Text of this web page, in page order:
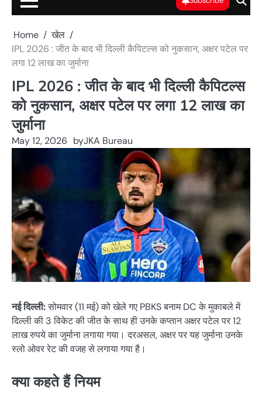
Home
खेल
IPL 2026 : जीत के बाद भी दिल्ली कैपिटल्स को नुकसान, अक्षर पटेल पर
लगा 12 लाख का जुर्माना
IPL 2026 : जीत के बाद भी दिल्ली कैपिटल्स
को नुकसान, अक्षर पटेल पर लगा 12 लाख का
जुर्माना
May 12, 2026 byJKA Bureau
नई दिल्ली:सोमवार (11 मई) को खेले गए PBKS बनाम DC के मुकाबले में
दिल्ली की 3 विकेट की जीत के साथ ही उनके कप्तान अक्षर पटेल पर 12
लाख रुपये का जुर्माना लगाया गया। दरअसल, अक्षर पर यह जुर्माना उनके
स्लो ओवर रेट की वजह से लगाया गया है।
क्या कहते हैं नियम